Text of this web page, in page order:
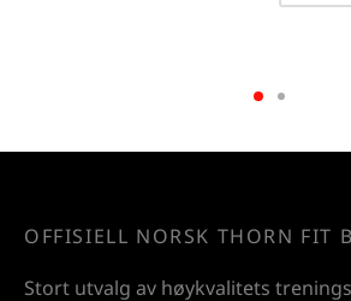
OFFISIELL NORSK THORN FIT
Stort utvalg av høykvalitets